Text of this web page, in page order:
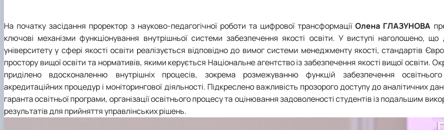
На початку засідання проректор з науково-педагогічної роботи та цифрової трансформаціїОлена ГЛАЗУНОВА
ключові механізми функціонування внутрішньої системи забезпечення якості освіти. У виступі наголошено, що
університету у сфері якості освіти реалізується відповідно до вимог системи менеджменту якості, стандартів
простору вищої освіти та нормативів, якими керується Національне агентство із забезпечення якості вищої освіти.
приділено вдосконаленню внутрішніх процесів, зокрема розмежуванню функцій забезпечення
акредитаційних процедур і моніторингової діяльності. Підкреслено важливість прозорого доступу до аналітичних
гаранта освітньої програми, організації освітнього процесу та оцінювання задоволеності студентів із подальшим
результатів для прийняття управлінських рішень.